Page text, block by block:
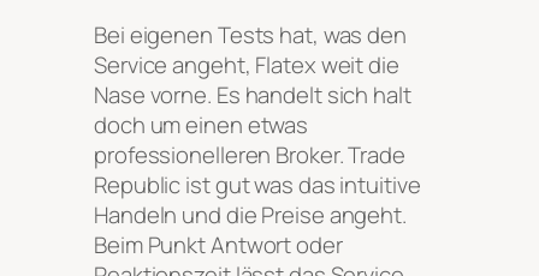
Bei eigenen Tests hat, was den
Service angeht, Flatex weit die
Nase vorne. Es handelt sich halt
doch um einen etwas
professionelleren Broker. Trade
Republic ist gut was das intuitive
Handeln und die Preise angeht.
Beim Punkt Antwort oder